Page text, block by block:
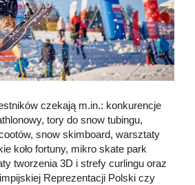
czekają m.in.: konkurencje
tory do snow tubingu,
snow skimboard, warsztaty
koło fortuny, mikro skate park
tworzenia 3D i strefy curlingu oraz
Reprezentacji Polski czy